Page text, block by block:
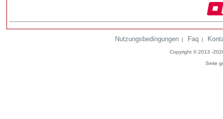
Nutzungsbedingungen | Faq |
Copyright © 2013 -
Seite